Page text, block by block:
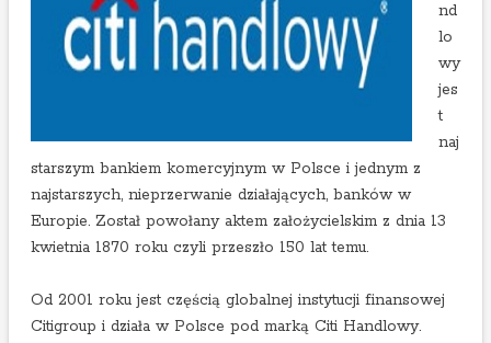
k
c
w
a
r
t
ł
u
nd
lo
wy
jes
t
naj
starszym bankiem komercyjnym w Polsce i jednym z
najstarszych, nieprzerwanie działających, banków w
Europie. Został powołany aktem założycielskim z dnia 13
kwietnia 1870 roku czyli przeszło 150 lat temu.
Od 2001 roku jest częścią globalnej instytucji finansowej
Citigroup i działa w Polsce pod marką Citi Handlowy.